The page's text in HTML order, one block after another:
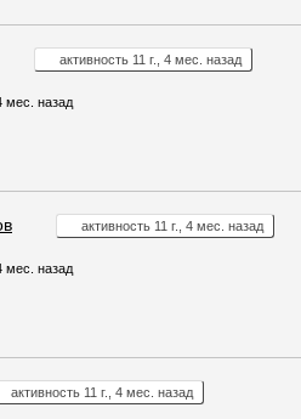
активность 11 г., 4 мес. назад
мес. назад
активность 11 г., 4 мес. назад
мес. назад
активность 11 г., 4 мес. назад